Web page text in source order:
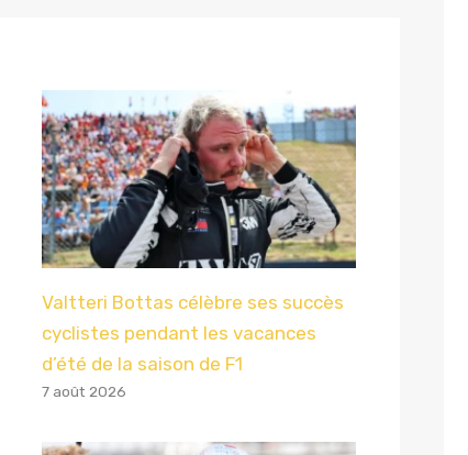
Valtteri Bottas célèbre ses succès
cyclistes pendant les vacances
d’été de la saison de F1
7 août 2026